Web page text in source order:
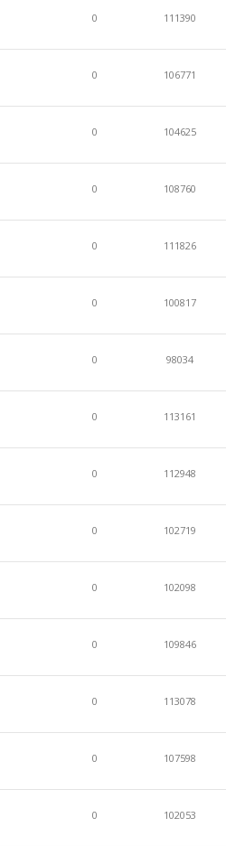
0 111390
0 106771
0 104625
0 108760
0 111826
0 100817
0 98034
0 113161
0 112948
0 102719
0 102098
0 109846
0 113078
0 107598
0 102053